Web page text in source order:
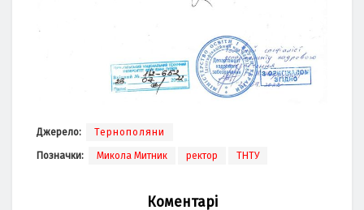
Джерело: Тернополяни
Позначки: Микола Митник ректор ТНТУ
Коментарі